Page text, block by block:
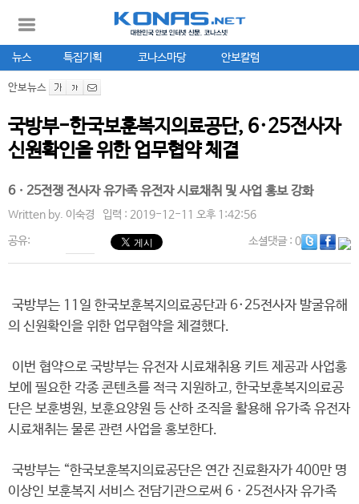
뉴스 특집기획 코나스마당 안보칼럼
안보뉴스
국방부-한국보훈복지의료공단, 6·25전사자
신원확인을 위한 업무협약 체결
6ㆍ25전쟁 전사자 유가족 유전자 시료채취 및 사업 홍보 강화
Written by. 이숙경 입력 : 2019-12-11 오후 1:42:56
공유: 소셜댓글: 0
국방부는 11일 한국보훈복지의료공단과 6·25전사자 발굴유해
의 신원확인을 위한 업무협약을 체결했다.
이번 협약으로 국방부는 유전자 시료채취용 키트 제공과 사업홍
보에 필요한 각종 콘텐츠를 적극 지원하고, 한국보훈복지의료공
단은 보훈병원, 보훈요양원 등 산하 조직을 활용해 유가족 유전자
시료채취는 물론 관련 사업을 홍보한다.
국방부는 “한국보훈복지의료공단은 연간 진료환자가 400만 명
이상인 보훈복지 서비스 전담기관으로써 6ㆍ25전사자 유가족